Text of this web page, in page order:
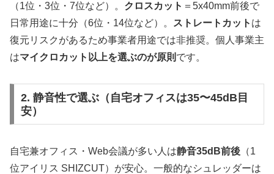
（1位・3位・7位など）。 クロスカット ＝5x40mm前後で
日常用途に十分（6位・14位など）。
ストレートカット は
復元リスクがあるため事業者用途では非推奨。個人事業主
はマイクロカット以上を選ぶのが原則 です。
2. 静音性で選ぶ（自宅オフィスは35〜45dB目
安）
自宅兼オフィス・Web会議が多い人は静音35dB前後 （1
位アイリス SHIZCUT）が安心。一般的なシュレッダーは